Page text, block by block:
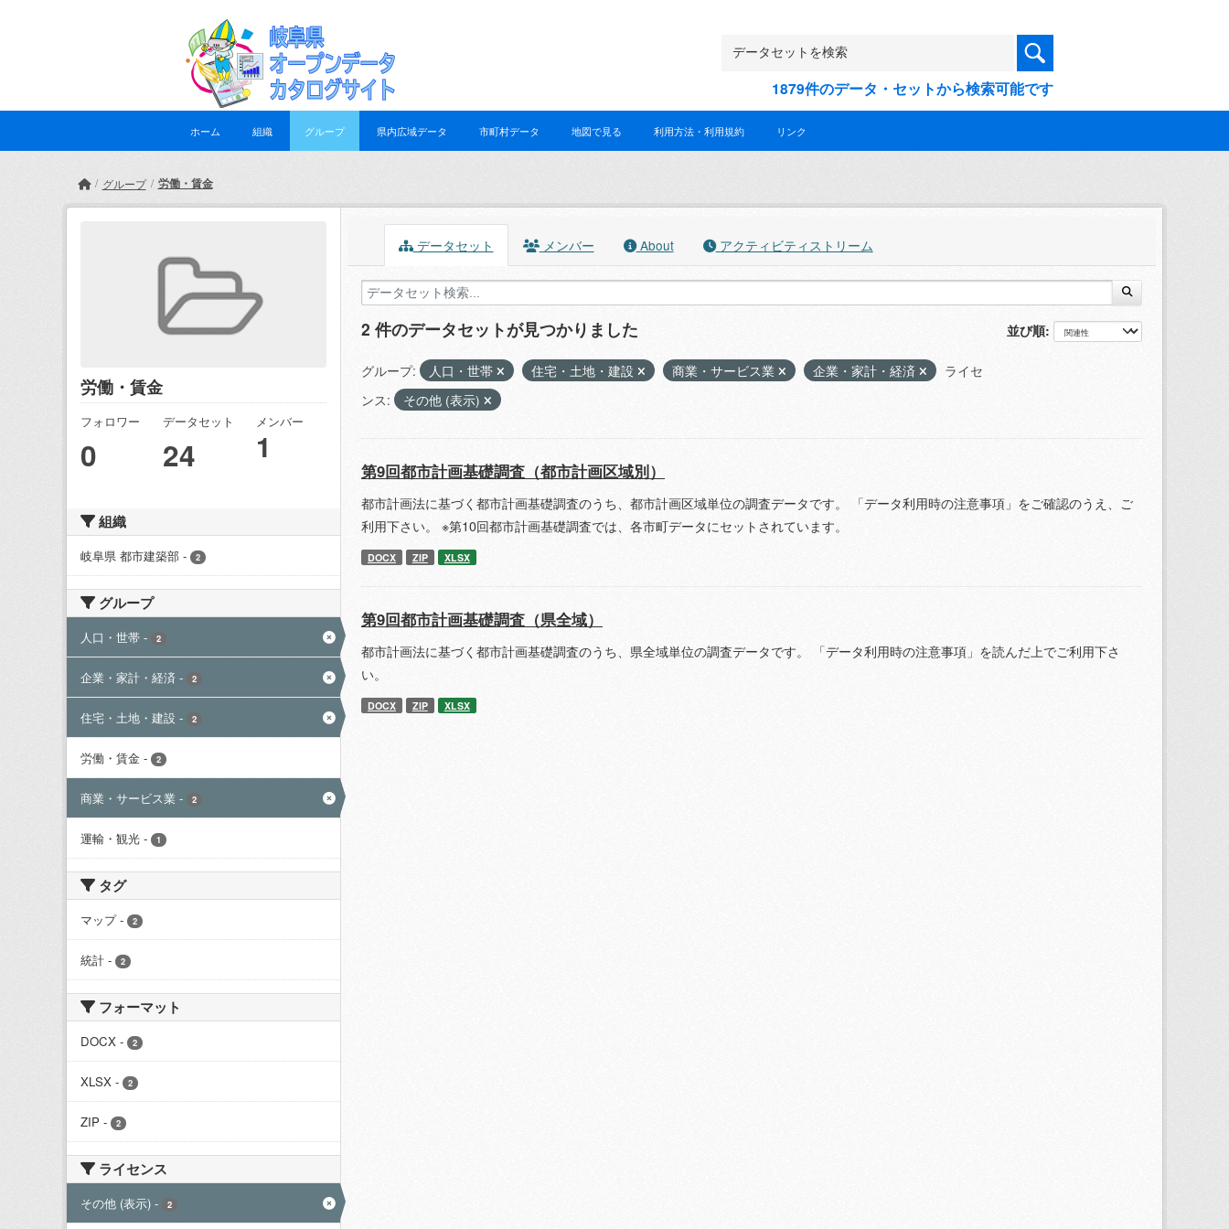
1879件のデータ・セットから検索可能です
ホーム 組織 グループ 県内広域データ 市町村データ 地図で見る 利用方法・利用規約 リンク
グループ 労働・賃金
労働・賃金
フォロワー
0
データセット
24
メンバー
1
組織
岐阜県 都市建築部 - 2
グループ
人口・世帯 - 2
企業・家計・経済 - 2
住宅・土地・建設 - 2
労働・賃金 - 2
商業・サービス業 - 2
運輸・観光 - 1
タグ
マップ - 2
統計 - 2
フォーマット
DOCX - 2
XLSX - 2
ZIP - 2
ライセンス
その他 (表示) - 2
データセット メンバー About アクティビティストリーム
並び順
2 件のデータセットが見つかりました
グループ: 人口・世帯 住宅・土地・建設 商業・サービス業 企業・家計・経済
ライセ
ンス:
その他 (表示)
第9回都市計画基礎調査（都市計画区域別）
都市計画法に基づく都市計画基礎調査のうち、都市計画区域単位の調査データです。 「データ利用時の注意事項」をご確認のうえ、ご
利用下さい。 ※第10回都市計画基礎調査では、各市町データにセットされています。
DOCX ZIP XLSX
第9回都市計画基礎調査（県全域）
都市計画法に基づく都市計画基礎調査のうち、県全域単位の調査データです。 「データ利用時の注意事項」を読んだ上でご利用下さ
い。
DOCX ZIP XLSX